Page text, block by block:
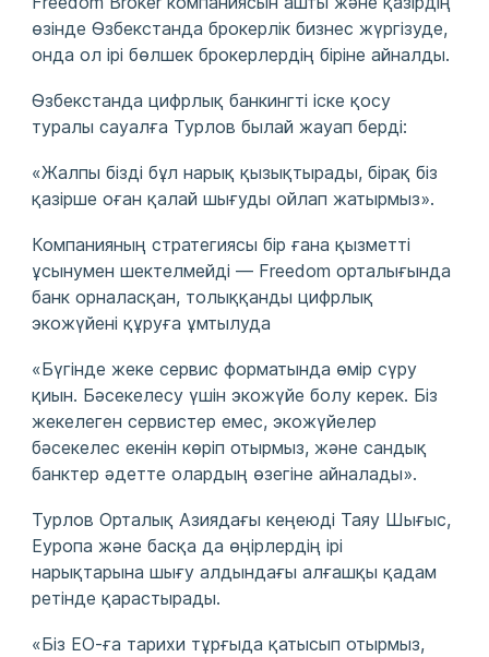
өзінде Өзбекстанда брокерлік бизнес жүргізуде,
онда ол ірі бөлшек брокерлердің біріне айналды.
Өзбекстанда цифрлық банкингті іске қосу
туралы сауалға Турлов былай жауап берді:
«Жалпы бізді бұл нарық қызықтырады, бірақ біз
қазірше оған қалай шығуды ойлап жатырмыз».
Компанияның стратегиясы бір ғана қызметті
ұсынумен шектелмейді — Freedom орталығында
банк орналасқан, толыққанды цифрлық
экожүйені құруға ұмтылуда
«Бүгінде жеке сервис форматында өмір сүру
қиын. Бәсекелесу үшін экожүйе болу керек. Біз
жекелеген сервистер емес, экожүйелер
бәсекелес екенін көріп отырмыз, және сандық
банктер әдетте олардың өзегіне айналады».
Турлов Орталық Азиядағы кеңеюді Таяу Шығыс,
Еуропа және басқа да өңірлердің ірі
нарықтарына шығу алдындағы алғашқы қадам
ретінде қарастырады.
«Біз ЕО-ға тарихи тұрғыда қатысып отырмыз,